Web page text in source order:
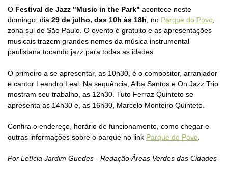
O Festival de Jazz "Music in the Park" acontece neste
domingo, dia 29 de julho, das 10h às 18h , no Parque do Povo
zona sul de São Paulo. O evento é gratuito e as apresentações
musicais trazem grandes nomes da música instrumental
paulistana tocando jazz para todas as idades.
O primeiro a se apresentar, as 10h30, é o compositor, arranjador
e cantor Leandro Leal. Na sequência, Alba Santos e On Jazz Trio
mostram seu trabalho, as 12h30. Tuto Ferraz Quinteto se
apresenta as 14h30 e, as 16h30, Marcelo Monteiro Quinteto.
Confira o endereço, horário de funcionamento, como chegar e
outras informações sobre o parque no link Parque do Povo
Por Letícia Jardim Guedes - Redação Áreas Verdes das Cidades